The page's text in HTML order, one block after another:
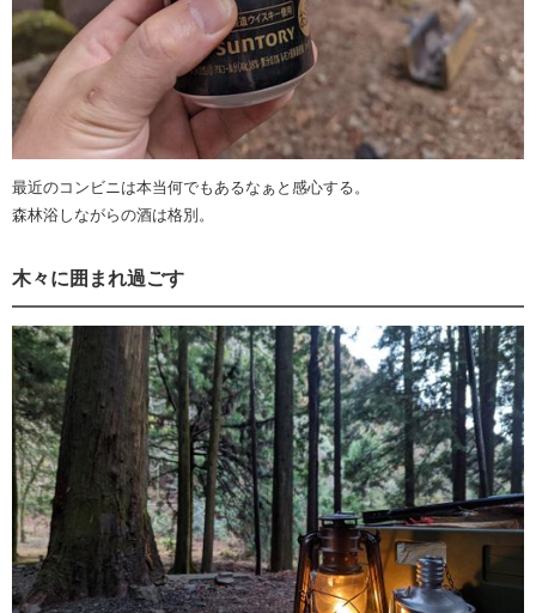
最近のコンビニは本当何でもあるなぁと感心する。
森林浴しながらの酒は格別。
木々に囲まれ過ごす